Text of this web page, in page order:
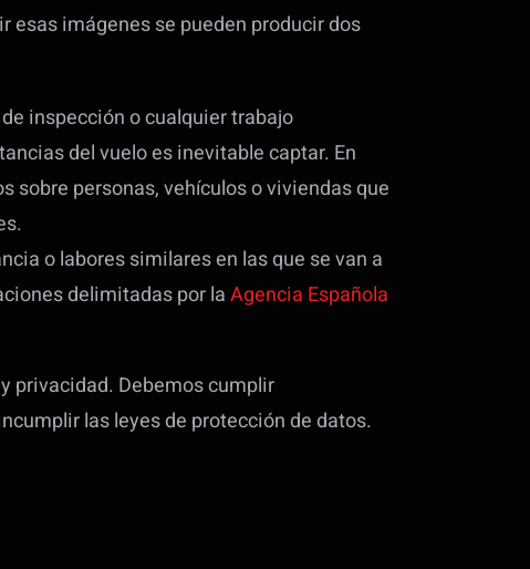
esas imágenes se pueden producir dos
inspección o cualquier trabajo
del vuelo es inevitable captar. En
sobre personas, vehículos o viviendas que
o labores similares en las que se van a
delimitadas por laAgencia Española
privacidad. Debemos cumplir
las leyes de protección de datos.